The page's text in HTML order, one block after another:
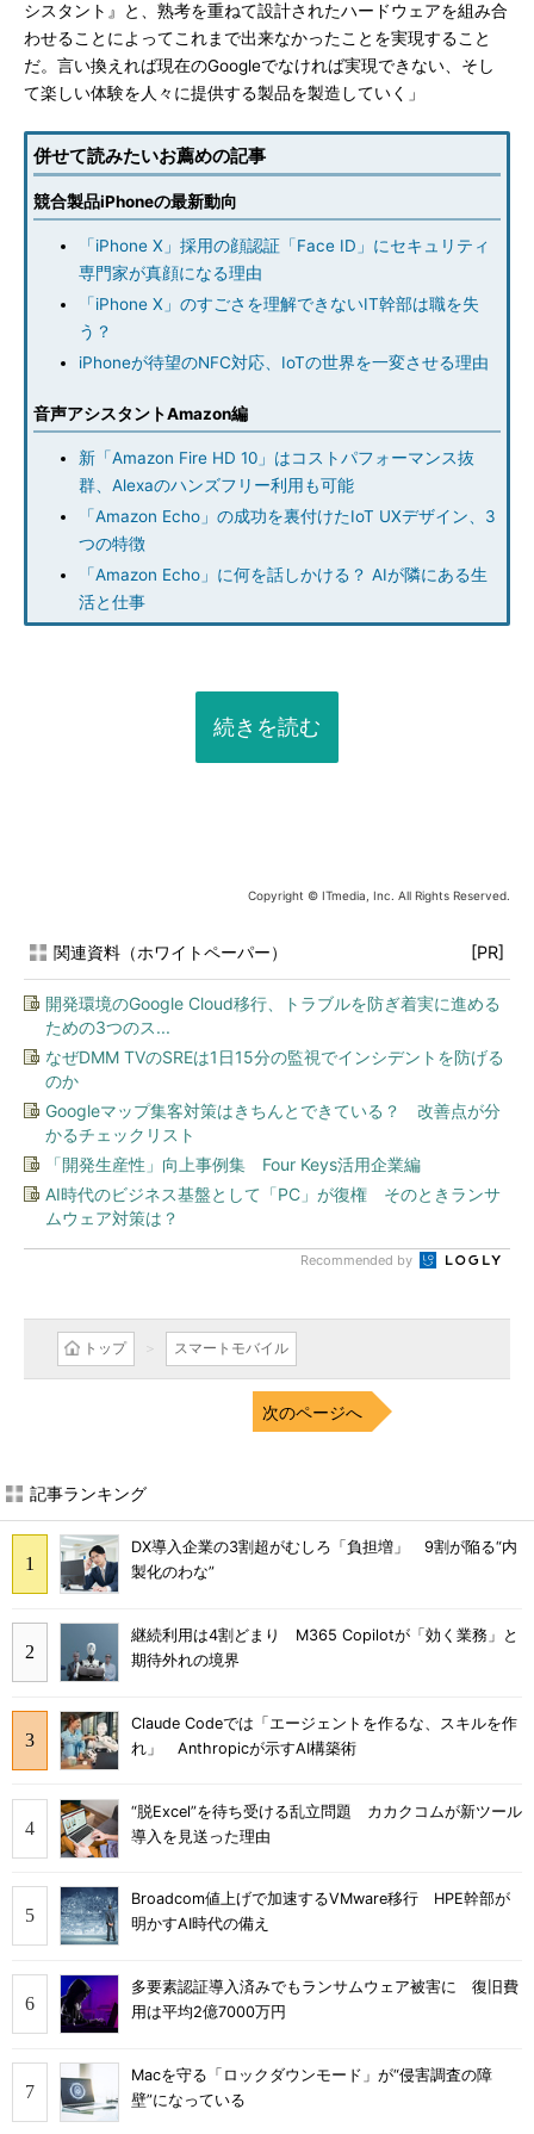
シスタント』と、熟考を重ねて設計されたハードウェアを組み合
わせることによってこれまで出来なかったことを実現すること
だ。言い換えれば現在のGoogleでなければ実現できない、そし
て楽しい体験を人々に提供する製品を製造していく」
併せて読みたいお薦めの記事
競合製品iPhoneの最新動向
「iPhone X」採用の顔認証「Face ID」にセキュリティ
専門家が真顔になる理由
「iPhone X」のすごさを理解できないIT幹部は職を失
う？
iPhoneが待望のNFC対応、IoTの世界を一変させる理由
音声アシスタントAmazon編
新「Amazon Fire HD 10」はコストパフォーマンス抜
群、Alexaのハンズフリー利用も可能
「Amazon Echo」の成功を裏付けたIoT UXデザイン、3
つの特徴
「Amazon Echo」に何を話しかける？ AIが隣にある生
活と仕事
続きを読む
Copyright © ITmedia, Inc. All Rights Reserved.
関連資料（ホワイトペーパー） [PR]
開発環境のGoogle Cloud移行、トラブルを防ぎ着実に進める
ための3つのス...
なぜDMM TVのSREは1日15分の監視でインシデントを防げる
のか
Googleマップ集客対策はきちんとできている？ 改善点が分
かるチェックリスト
「開発生産性」向上事例集 Four Keys活用企業編
AI時代のビジネス基盤として「PC」が復権 そのときランサ
ムウェア対策は？
Recommended by
トップ スマートモバイル
次のページへ
記事ランキング
DX導入企業の3割超がむしろ「負担増」 9割が陥る“内
製化のわな”
継続利用は4割どまり M365 Copilotが「効く業務」と
期待外れの境界
Claude Codeでは「エージェントを作るな、スキルを作
れ」 Anthropicが示すAI構築術
“脱Excel”を待ち受ける乱立問題 カカクコムが新ツール
導入を見送った理由
Broadcom値上げで加速するVMware移行 HPE幹部が
明かすAI時代の備え
多要素認証導入済みでもランサムウェア被害に 復旧費
用は平均2億7000万円
Macを守る「ロックダウンモード」が“侵害調査の障
壁”になっている